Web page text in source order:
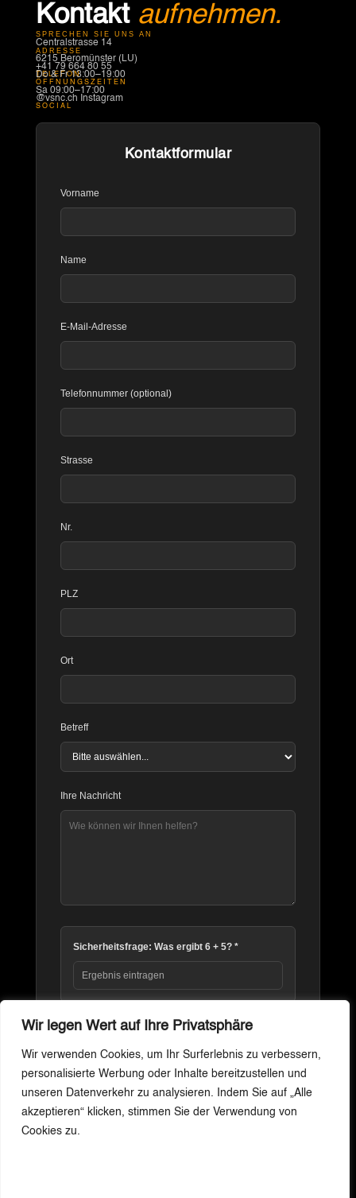
Wir legen Wert auf Ihre Privatsphäre
Wir verwenden Cookies, um Ihr Surferlebnis zu verbessern,
personalisierte Werbung oder Inhalte bereitzustellen und
unseren Datenverkehr zu analysieren. Indem Sie auf „Alle
akzeptieren“ klicken, stimmen Sie der Verwendung von
Cookies zu.
Zustimmung verwalten
Um dir ein optimales Erlebnis zu bieten, verwenden wir Technologien wie
Cookies, um Geräteinformationen zu speichern und/oder darauf
SPRECHEN SIE UNS AN
Kontakt aufnehmen.
ADRESSE
Centralstrasse 14
6215 Beromünster (LU)
TELEFON
+41 79 664 80 55
ÖFFNUNGSZEITEN
Do & Fr 13:00–19:00
Sa 09:00–17:00
SOCIAL
@vsnc.ch Instagram
Kontaktformular
Vorname
Name
E-Mail-Adresse
Telefonnummer (optional)
Strasse
Nr.
PLZ
Ort
Betreff
Ihre Nachricht
Sicherheitsfrage: Was ergibt 6+ 5? *
Nachricht senden
Vintage · Design · Restauration —
ATELIER
Restauration
Über uns